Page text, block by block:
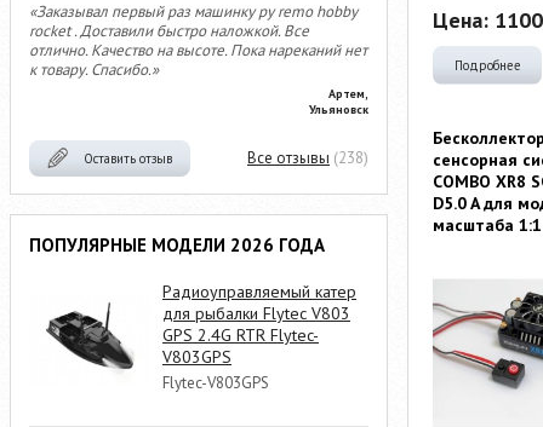
«Заказывал первый раз машинку ру remo hobby
rocket . Доставили быстро наложкой. Все
отлично. Качество на высоте. Пока нареканий нет
к товару. Спасибо.»
Артем,
Ульяновск
Оставить отзыв Все отзывы (238)
ПОПУЛЯРНЫЕ МОДЕЛИ 2026 ГОДА
Радиоуправляемый катер
для рыбалки Flytec V803
GPS 2.4G RTR Flytec-
V803GPS
Flytec-V803GPS
Цена:
Подробнее
сенсорная
COMBO­ XR8
D5.0 ­A для
масштаба